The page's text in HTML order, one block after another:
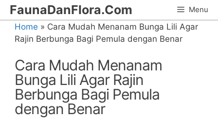
Skip
to
content
FaunaDanFlora.Com Menu
Home » Cara Mudah Menanam Bunga Lili Agar
Rajin Berbunga Bagi Pemula dengan Benar
Cara Mudah Menanam
Bunga Lili Agar Rajin
Berbunga Bagi Pemula
dengan Benar